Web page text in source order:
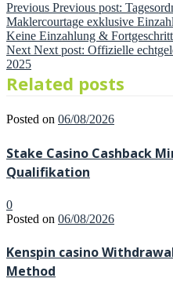
Previous Previous post:
Maklercourtage exklusive
Keine Einzahlung &
Next Next post: Offizielle
2025
Related posts
Posted on 06/08/2026
Stake Casino Cashback
Qualifikation
0
Posted on 06/08/2026
Kenspin casino
Method